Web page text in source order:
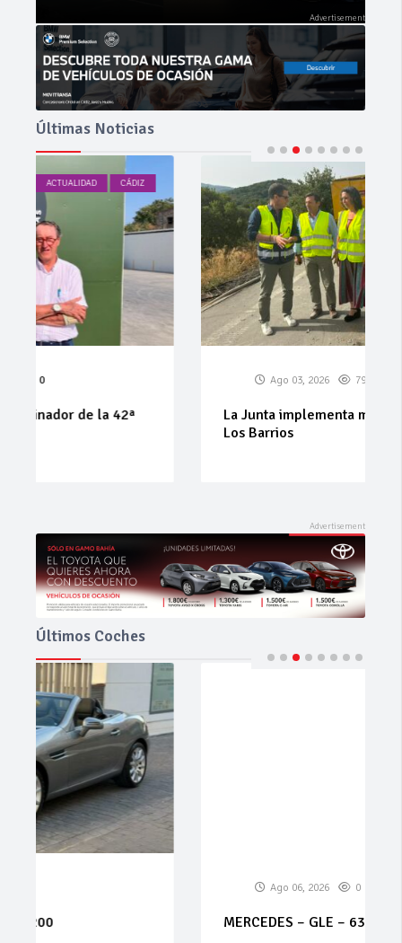
Últimas Noticias
ACTUALIDAD CÁDIZ
La Junta implementa mejoras en la A381 por
Últimos Coches
MERCEDES – GLE – 63 S 4Matic AMG